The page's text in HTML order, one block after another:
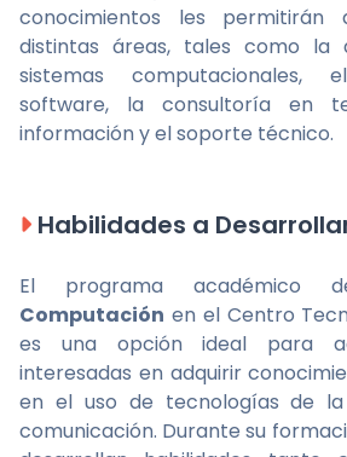
conocimientos les permitirán
distintas áreas, tales como la
sistemas computacionales,
software, la consultoría en
información y el soporte técnico.
Habilidades a
El programa académico
Computación en el Centro
es una opción ideal para
interesadas en adquirir
en el uso de tecnologías de
comunicación. Durante su